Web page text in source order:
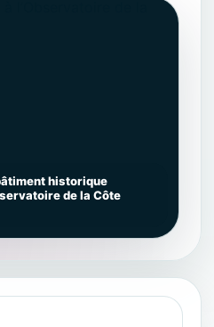
historique
de la Côte